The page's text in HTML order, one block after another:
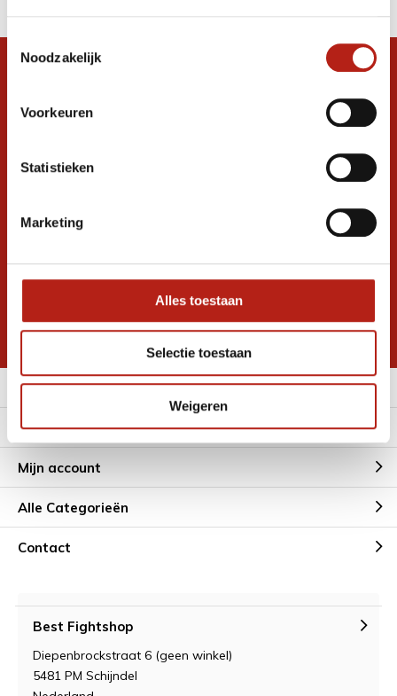
Toestemmingsselectie
Noodzakelijk
Voorkeuren
Statistieken
Marketing
Alles toestaan
Selectie toestaan
Weigeren
Stel je vraag in de chat, en we helpen je
graag verder. 24/7
Volg ons
promoties
* Lees hier de wettelijke beperkingen
Meer informatie
Klantenservice
Mijn account
Alle Categorieën
Contact
Best Fightshop
Diepenbrockstraat 6 (geen winkel)
5481 PM Schijndel